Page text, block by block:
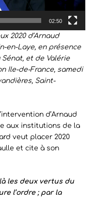
02:50
2020 d’Arnaud
en-Laye, en présence
et de Valérie
Ile-de-France, samedi
Saint-
d’Arnaud
aux institutions de la
veut placer 2020
et cite à son
les deux vertus du
l’ordre ; par la